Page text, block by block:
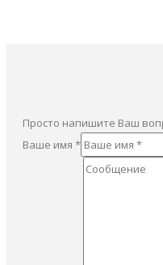
Просто напишите Ваш
Ваше имя *